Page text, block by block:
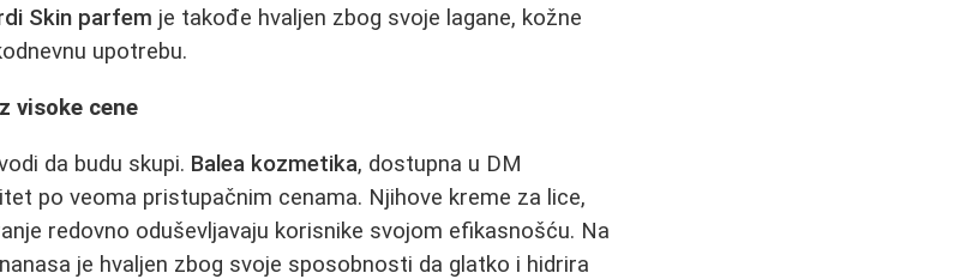
Skin parfem je takođe hvaljen zbog svoje lagane, kožne
upotrebu.
visoke cene
da budu skupi. Balea kozmetika, dostupna u DM
po veoma pristupačnim cenama. Njihove kreme za lice,
redovno oduševljavaju korisnike svojom efikasnošću. Na
je hvaljen zbog svoje sposobnosti da glatko i hidrira